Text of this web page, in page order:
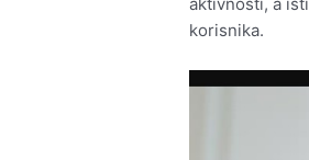
korisnika.